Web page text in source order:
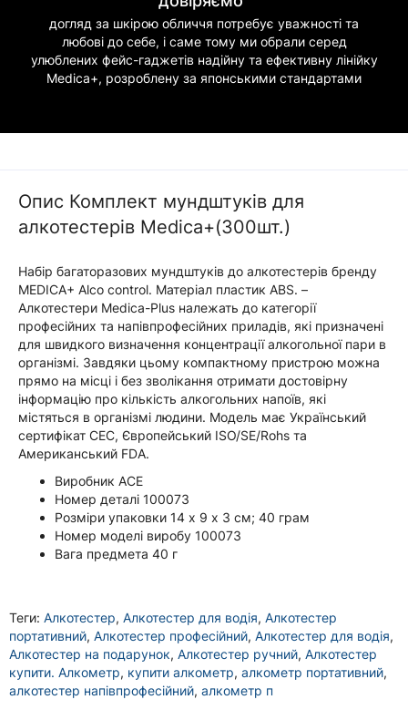
догляд за шкірою обличчя потребує уважності та
любові до себе, і саме тому ми обрали серед
улюблених фейс-гаджетів надійну та ефективну лінійку
Medica+, розроблену за японськими стандартами
Опис Комплект мундштуків для
алкотестерів Medica+(300шт.)
Набір багаторазових мундштуків до алкотестерів бренду
MEDICA+ Alco control. Матеріал пластик ABS. –
Алкотестери Medica-Plus належать до категорії
професійних та напівпрофесійних приладів, які призначені
для швидкого визначення концентрації алкогольної пари в
організмі. Завдяки цьому компактному пристрою можна
прямо на місці і без зволікання отримати достовірну
інформацію про кількість алкогольних напоїв, які
містяться в організмі людини. Модель має Український
сертифікат СЕС, Європейський ISO/SE/Rohs та
Американський FDA.
Виробник ACE
Номер деталі ‎100073
Розміри упаковки 14 х 9 х 3 см; 40 грам
Номер моделі виробу ‎100073
Вага предмета ‎40 г
Теги: Алкотестер, Алкотестер для водія, Алкотестер
портативний, Алкотестер професійний, Алкотестер для водія,
Алкотестер на подарунок, Алкотестер ручний, Алкотестер
купити. Алкометр, купити алкометр, алкометр портативний,
алкотестер напівпрофесійний, алкометр п